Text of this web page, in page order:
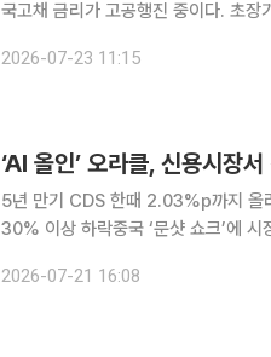
국고채 금리가 고공행진 중이다. 초
가에도 불구하고 연속(백투백) 금리
2026-07-23 11:15
‘AI 올인’ 오라클, 신용시장
5년 만기 CDS 한때 2.03%p까지 올
30% 이상 하락중국 ‘문샷 쇼크’에
부도 위험을 반영하는 신용부도스와
2026-07-21 16:08